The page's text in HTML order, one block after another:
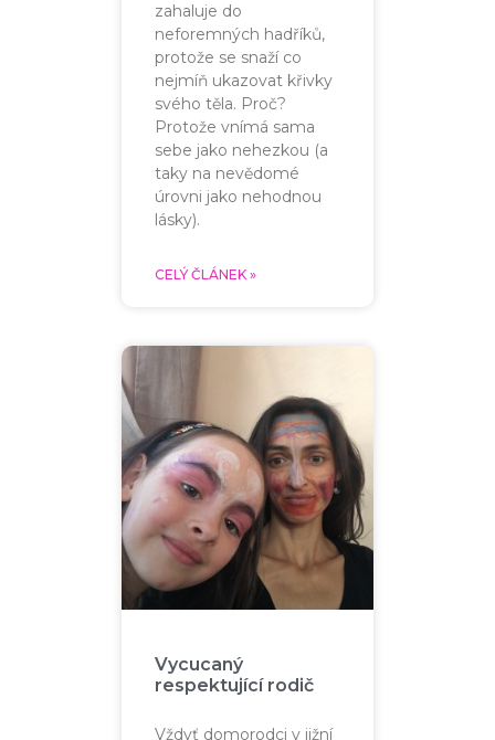
zahaluje do
neforemných hadříků,
protože se snaží co
nejmíň ukazovat křivky
svého těla. Proč?
Protože vnímá sama
sebe jako nehezkou (a
taky na nevědomé
úrovni jako nehodnou
lásky).
CELÝ ČLÁNEK »
Vycucaný
respektující rodič
Vždyť domorodci v jižní